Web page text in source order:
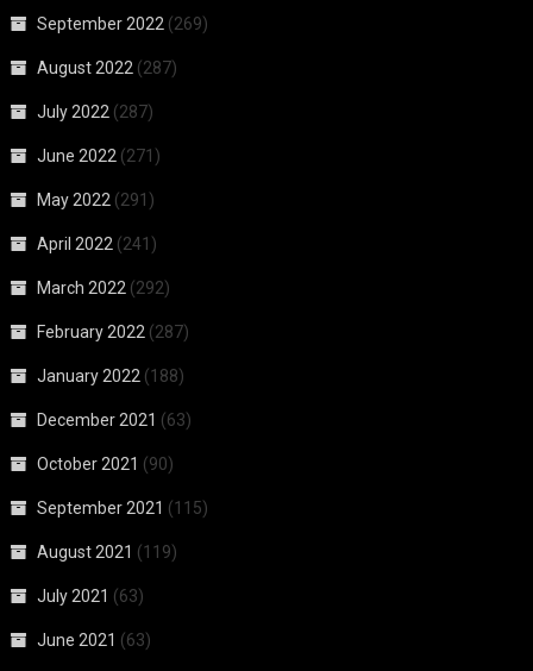
September 2022 (269)
August 2022 (287)
July 2022 (287)
June 2022 (271)
May 2022 (291)
April 2022 (241)
March 2022 (292)
February 2022 (287)
January 2022 (188)
December 2021 (63)
October 2021 (90)
September 2021 (115)
August 2021 (119)
July 2021 (63)
June 2021 (63)